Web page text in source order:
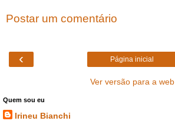
Postar um comentário
‹ Página inicial
Ver versão para a web
Quem sou eu
Irineu Bianchi